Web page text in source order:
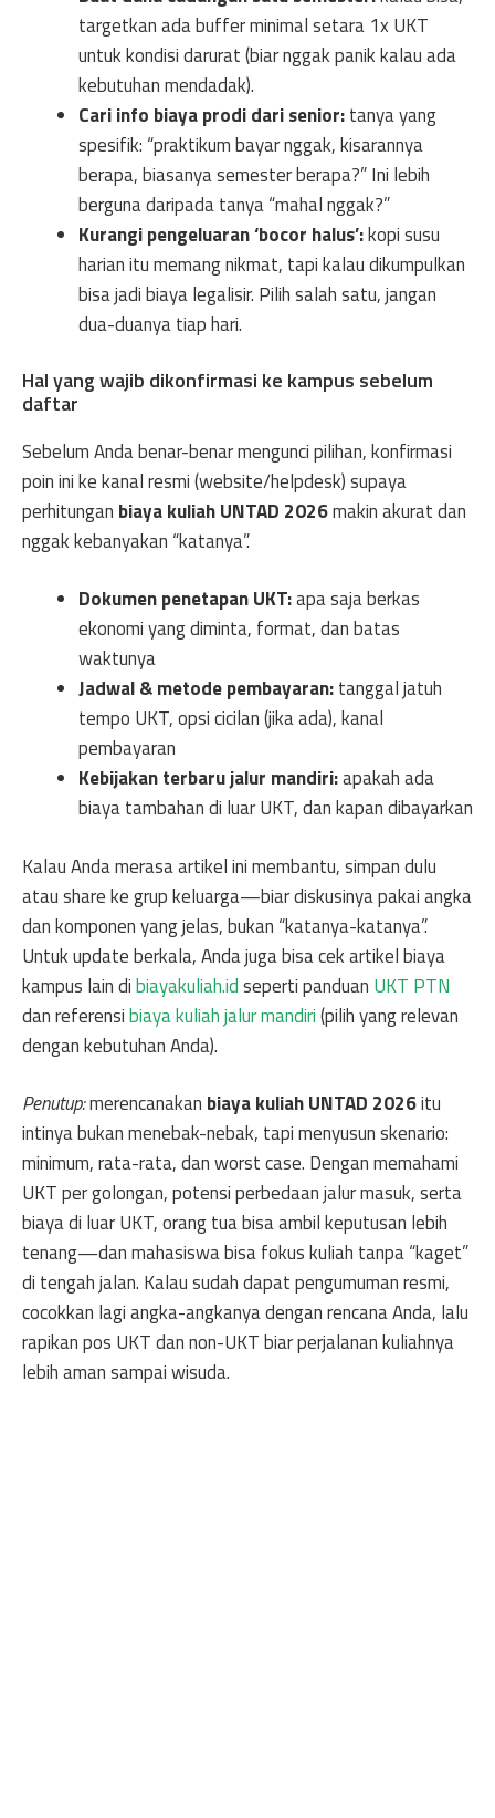
targetkan ada buffer minimal setara 1x UKT
untuk kondisi darurat (biar nggak panik kalau ada
kebutuhan mendadak).
Cari info biaya prodi dari senior:tanya yang
spesifik: “praktikum bayar nggak, kisarannya
berapa, biasanya semester berapa?” Ini lebih
berguna daripada tanya “mahal nggak?”
Kurangi pengeluaran ‘bocor halus’:kopi susu
harian itu memang nikmat, tapi kalau dikumpulkan
bisa jadi biaya legalisir. Pilih salah satu, jangan
dua-duanya tiap hari.
Hal yang wajib dikonfirmasi ke kampus sebelum
daftar
Sebelum Anda benar-benar mengunci pilihan, konfirmasi
poin ini ke kanal resmi (website/helpdesk) supaya
perhitungan biaya kuliah UNTAD 2026makin akurat dan
nggak kebanyakan “katanya”.
Dokumen penetapan UKT:apa saja berkas
ekonomi yang diminta, format, dan batas
waktunya
Jadwal & metode pembayaran:tanggal jatuh
tempo UKT, opsi cicilan (jika ada), kanal
pembayaran
Kebijakan terbaru jalur mandiri:apakah ada
biaya tambahan di luar UKT, dan kapan dibayarkan
Kalau Anda merasa artikel ini membantu, simpan dulu
atau share ke grup keluarga—biar diskusinya pakai angka
dan komponen yang jelas, bukan “katanya-katanya”.
Untuk update berkala, Anda juga bisa cek artikel biaya
kampus lain dibiayakuliah.idseperti panduan UKT PTN
dan referensibiaya kuliah jalur mandiri(pilih yang relevan
dengan kebutuhan Anda).
Penutup:merencanakan biaya kuliah UNTAD 2026itu
intinya bukan menebak-nebak, tapi menyusun skenario:
minimum, rata-rata, dan worst case. Dengan memahami
UKT per golongan, potensi perbedaan jalur masuk, serta
biaya di luar UKT, orang tua bisa ambil keputusan lebih
tenang—dan mahasiswa bisa fokus kuliah tanpa “kaget”
di tengah jalan. Kalau sudah dapat pengumuman resmi,
cocokkan lagi angka-angkanya dengan rencana Anda, lalu
rapikan pos UKT dan non-UKT biar perjalanan kuliahnya
lebih aman sampai wisuda.